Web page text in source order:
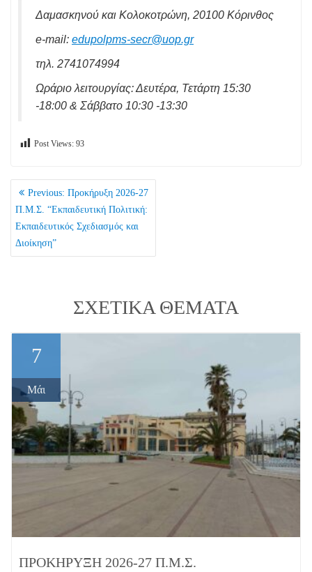
Δαμασκηνού και Κολοκοτρώνη, 20100 Κόρινθος
e-mail: edupolpms-secr@uop.gr
τηλ. 2741074994
Ωράριο λειτουργίας: Δευτέρα, Τετάρτη 15:30
-18:00 & Σάββατο 10:30 -13:30
Post Views: 93
ΠΛΟΉΓΗΣΗ
ΆΡΘΡΩΝ
Previous: Previous
post:
Προκήρυξη 2026-27
Π.Μ.Σ. “Εκπαιδευτική Πολιτική:
Εκπαιδευτικός Σχεδιασμός και
Διοίκηση”
ΣΧΕΤΙΚΆ ΘΈΜΑΤΑ
7
Μάι
ΠΡΟΚΉΡΥΞΗ 2026-27 Π.Μ.Σ.